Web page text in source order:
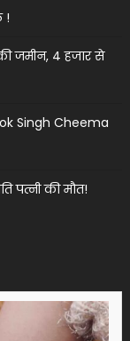
!
जमीन, 4 हजार से
Singh Cheema
पत्नी की मौत!